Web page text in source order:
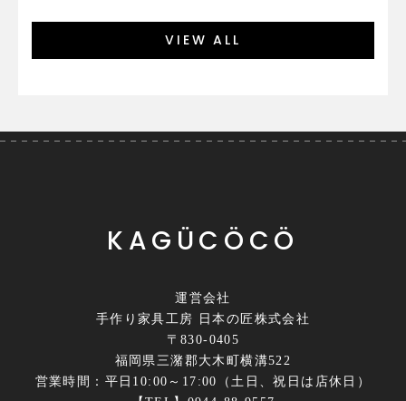
VIEW ALL
KAGÜCÖCÖ
運営会社
手作り家具工房 日本の匠株式会社
〒830-0405
福岡県三潴郡大木町横溝522
営業時間：平日10:00～17:00（土日、祝日は店休日）